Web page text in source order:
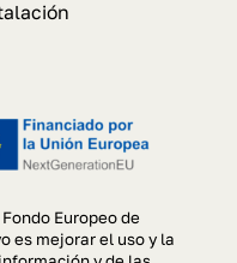
Europeo de
es mejorar el uso y la